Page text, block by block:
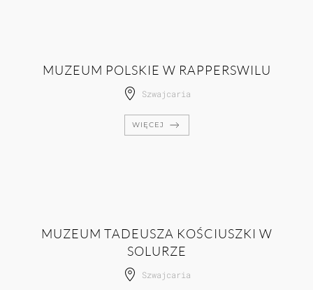
MUZEUM POLSKIE W RAPPERSWILU
Szwajcaria
WIĘCEJ
MUZEUM TADEUSZA KOŚCIUSZKI W
SOLURZE
Szwajcaria